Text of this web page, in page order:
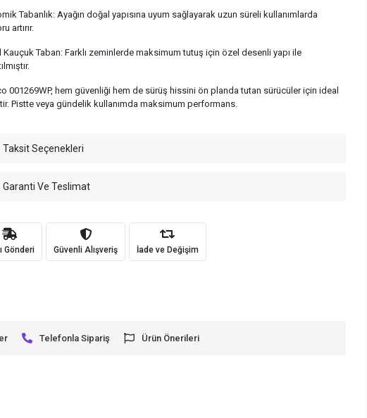
Tabanlık: Ayağın doğal yapısına uyum sağlayarak uzun süreli kullanımlarda
artırır.
Kauçuk Taban: Farklı zeminlerde maksimum tutuş için özel desenli yapı ile
001269WP, hem güvenliği hem de sürüş hissini ön planda tutan sürücüler için ideal
Pistte veya gündelik kullanımda maksimum performans.
Taksit Seçenekleri
Garanti Ve Teslimat
Gönderi Güvenli Alışveriş İade ve Değişim
Telefonla Sipariş Ürün Önerileri